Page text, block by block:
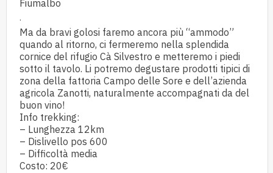
Fiumalbo
.
Ma da bravi golosi faremo ancora più “ammodo”
quando al ritorno, ci fermeremo nella splendida
cornice del rifugio Cà Silvestro e metteremo i piedi
sotto il tavolo. Li potremo degustare prodotti tipici di
zona della fattoria Campo delle Sore e dell’azienda
agricola Zanotti, naturalmente accompagnati da del
buon vino!
Info trekking:
– Lunghezza 12km
– Dislivello pos 600
– Difficoltà media
Costo: 20€